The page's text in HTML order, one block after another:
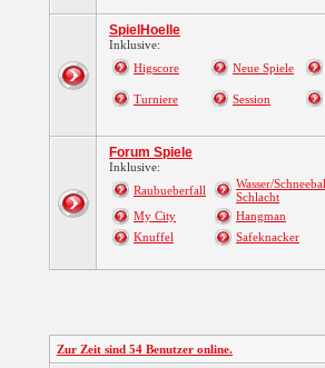
SpielHoelle
Inklusive:
Higscore
Neue Spiele
Turniere
Session
Forum Spiele
Inklusive:
Raubueberfall
Wasser/
Schlacht
My City
Hangman
Knuffel
Safeknacker
Zur Zeit sind 54 Benutzer online.